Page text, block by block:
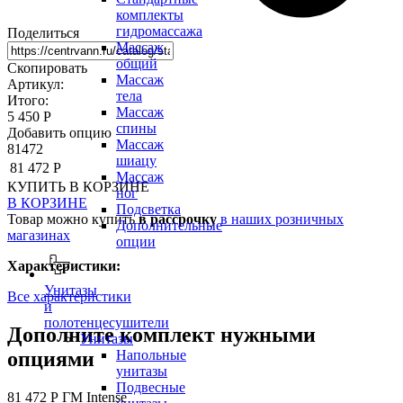
комплекты
гидромассажа
Массаж
общий
Массаж
тела
Массаж
спины
Массаж
шиацу
Массаж
ног
Подсветка
Дополнительные
опции
Унитазы
и
полотенцесушители
Унитазы
Напольные
унитазы
Подвесные
Поделиться
Скопировать
Артикул:
Итого:
5 450 Р
Добавить опцию
81472
81 472 Р
КУПИТЬ В КОРЗИНЕ
В КОРЗИНЕ
Товар можно купитьв рассрочку в наших розничных
магазинах
Характеристики:
Все характеристики
Дополните комплект нужными
опциями
81 472 Р ГМ Intense